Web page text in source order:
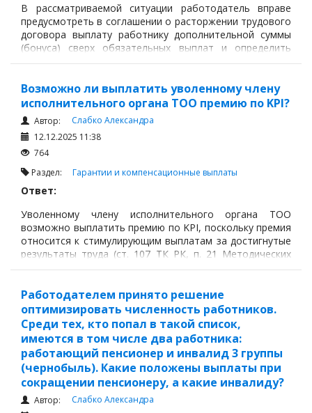
В рассматриваемой ситуации работодатель вправе
предусмотреть в соглашении о расторжении трудового
договора выплату работнику дополнительной суммы
(бонуса) сверх обязательных выплат и определить
порядок и сроки её выплаты, включая рассрочку на
правовой квалификации такой выплаты.
Возможно ли выплатить уволенному члену
исполнительного органа ТОО премию по KPI?
Автор:
Слабко Александра
12.12.2025 11:38
764
Раздел: Гарантии и компенсационные выплаты
Ответ:
Уволенному члену исполнительного органа ТОО
возможно выплатить премию по KPI, поскольку премия
относится к стимулирующим выплатам за достигнутые
результаты труда (ст. 107 ТК РК, п. 21 Методических
рекомендаций по разработке системы оплаты труда
собственности
Работодателем принято решение
оптимизировать численность работников.
Среди тех, кто попал в такой список,
имеются в том числе два работника:
работающий пенсионер и инвалид 3 группы
(чернобыль). Какие положены выплаты при
сокращении пенсионеру, а какие инвалиду?
Автор:
Слабко Александра